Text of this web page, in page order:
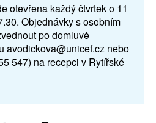
otevřena každý čtvrtek o 11
Objednávky s osobním
po domluvě
avodickova@unicef.cz nebo
547) na recepci v Rytířské